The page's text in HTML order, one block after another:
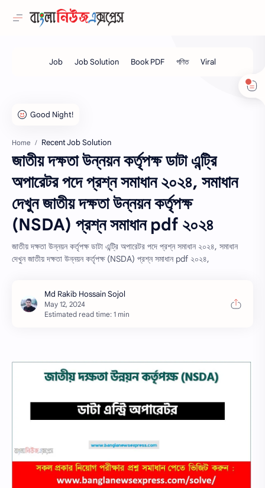
Home Recent Job Solution
জাতীয় দক্ষতা উন্নয়ন কর্তৃপক্ষ ডাটা এন্ট্রি
অপারেটর পদে প্রশ্ন সমাধান ২০২৪, সমাধান
দেখুন জাতীয় দক্ষতা উন্নয়ন কর্তৃপক্ষ
(NSDA) প্রশ্ন সমাধান pdf ২০২৪
জাতীয় দক্ষতা উন্নয়ন কর্তৃপক্ষ ডাটা এন্ট্রি অপারেটর পদে প্রশ্ন সমাধান ২০২৪, সমাধান
দেখুন জাতীয় দক্ষতা উন্নয়ন কর্তৃপক্ষ (NSDA) প্রশ্ন সমাধান pdf ২০২৪,
Estimated read time: 1 min